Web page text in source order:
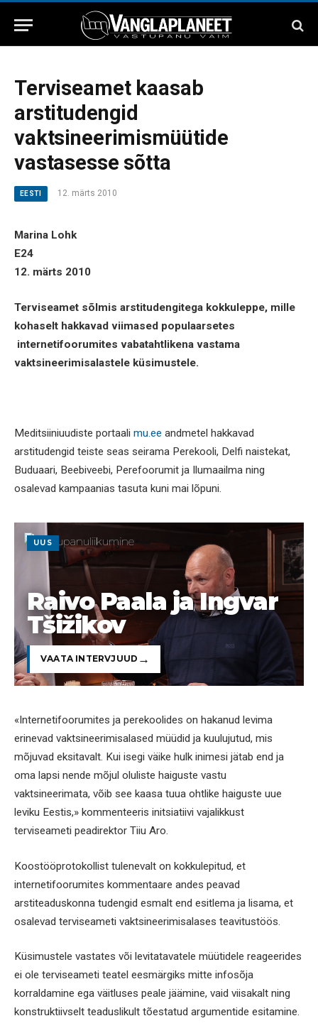
Terviseamet kaasab
arstitudengid
vaktsineerimismüütide
vastasesse sõtta
EESTI 12. märts 2010
Marina Lohk
E24
12. märts 2010
Terviseamet sõlmis arstitudengitega kokkuleppe, mille
kohaselt hakkavad viimased populaarsetes
internetifoorumites vabatahtlikena vastama
vaktsineerimisalastele küsimustele.
Meditsiiniuudiste portaali mu.ee andmetel hakkavad
arstitudengid teiste seas seirama Perekooli, Delfi naistekat,
Buduaari, Beebiveebi, Perefoorumit ja Ilumaailma ning
osalevad kampaanias tasuta kuni mai lõpuni.
UUS
Raivo Paala ja Ingvar
Tšižikov
VAATA INTERVJUUD
«Internetifoorumites ja perekoolides on hakanud levima
erinevad vaktsineerimisalased müüdid ja kuulujutud, mis
mõjuvad eksitavalt. Kui isegi väike hulk inimesi jätab end ja
oma lapsi nende mõjul oluliste haiguste vastu
vaktsineerimata, võib see kaasa tuua ohtlike haiguste uue
leviku Eestis,» kommenteeris initsiatiivi vajalikkust
terviseameti peadirektor Tiiu Aro.
Koostööprotokollist tulenevalt on kokkulepitud, et
internetifoorumites kommentaare andes peavad
arstiteaduskonna tudengid esmalt end esitlema ja lisama, et
osalevad terviseameti vaktsineerimisalases teavitustöös.
Küsimustele vastates või levitatavatele müütidele reageerides
ei ole terviseameti teatel eesmärgiks mitte infosõja
korraldamine ega väitluses peale jäämine, vaid viisakalt ning
konstruktiivselt teaduslikult tõestatud argumentide esitamine.